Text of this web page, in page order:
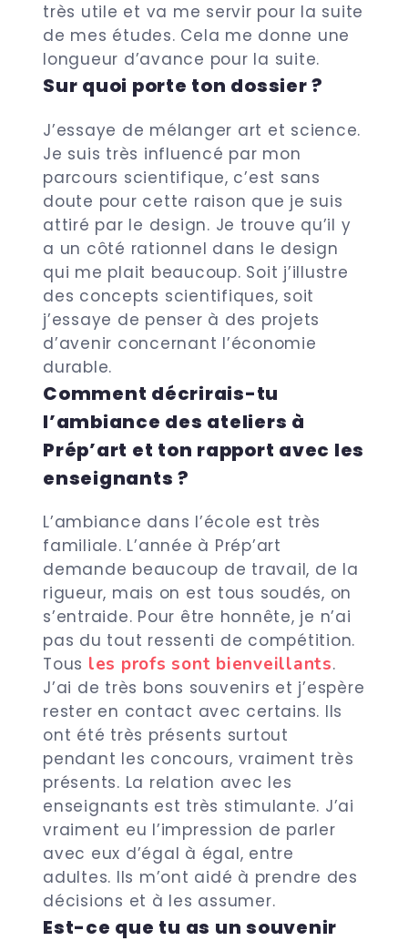
très utile et va me servir pour la suite
de mes études. Cela me donne une
longueur d’avance pour la suite.
Sur quoi porte ton dossier ?
J’essaye de mélanger art et science.
Je suis très influencé par mon
parcours scientifique, c’est sans
doute pour cette raison que je suis
attiré par le design. Je trouve qu’il y
a un côté rationnel dans le design
qui me plait beaucoup. Soit j’illustre
des concepts scientifiques, soit
j’essaye de penser à des projets
d’avenir concernant l’économie
durable.
Comment décrirais-tu
l’ambiance des ateliers à
Prép’art et ton rapport avec les
enseignants ?
L’ambiance dans l’école est très
familiale. L’année à Prép’art
demande beaucoup de travail, de la
rigueur, mais on est tous soudés, on
s’entraide. Pour être honnête, je n’ai
pas du tout ressenti de compétition.
Tous les profs sont bienveillants.
J’ai de très bons souvenirs et j’espère
rester en contact avec certains. Ils
ont été très présents surtout
pendant les concours, vraiment très
présents. La relation avec les
enseignants est très stimulante. J’ai
vraiment eu l’impression de parler
avec eux d’égal à égal, entre
adultes. Ils m’ont aidé à prendre des
décisions et à les assumer.
Est-ce que tu as un souvenir